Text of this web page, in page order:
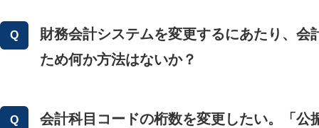
財務会計システムを変更するにあたり、
ため何か方法はないか？
会計科目コードの桁数を変更したい。「